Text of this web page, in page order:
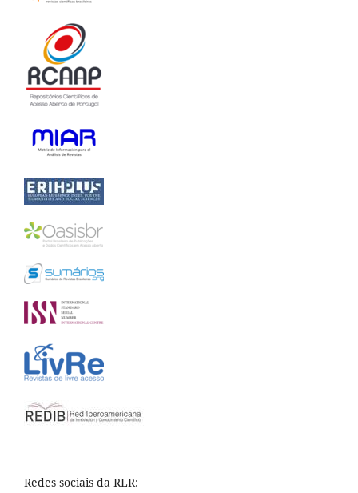
Redes sociais da RLR: